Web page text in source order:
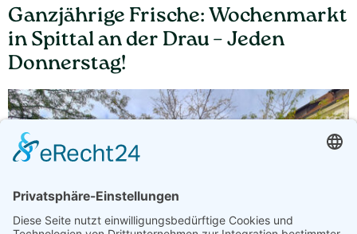
Ganzjährige Frische: Wochenmarkt
in Spittal an der Drau – Jeden
Donnerstag!